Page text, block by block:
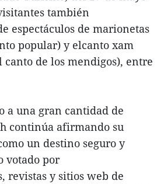
también
espectáculos de marionetas
popular) y elcanto xam
canto de los mendigos), entre
a una gran cantidad de
continúa afirmando su
un destino seguro y
votado por
revistas y sitios web de